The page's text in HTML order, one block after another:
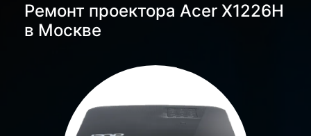
Ремонт проектора Acer X1226H
в Москве